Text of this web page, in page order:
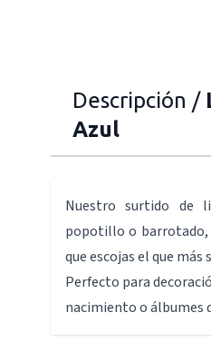
Descripción /
Azul
Nuestro surtido de
popotillo o barrotado,
que escojas el que
Perfecto para
nacimiento o álbumes